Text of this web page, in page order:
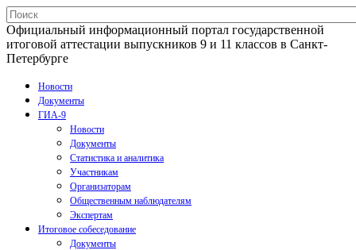
Официальный информационный портал государственной
итоговой аттестации выпускников 9 и 11 классов в Санкт-
Петербурге
Новости
Документы
ГИА-9
Новости
Документы
Статистика и аналитика
Участникам
Организаторам
Общественным наблюдателям
Экспертам
Итоговое собеседование
Документы